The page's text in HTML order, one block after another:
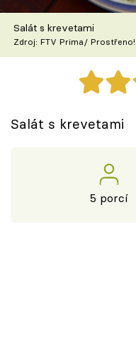
Škola vaření
Recepty z TV
Speciál: Cuketa
Těhotnej kuchař
Přihlášení
Salát s krevetami
Zdroj: FTV Prima/ Prostřeno!
Salát s krevetami
5 porcí